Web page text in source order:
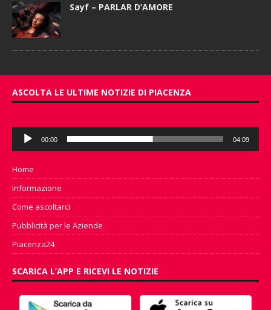
Sayf – PARLAR D’AMORE
ASCOLTA LE ULTIME NOTIZIE DI PIACENZA
Audio
Player
00:00 04:09
Home
Informazione
Come ascoltarci
Pubblicità per le Aziende
Piacenza24
SCARICA L’APP E RICEVI LE NOTIZIE